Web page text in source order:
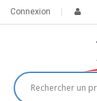
Connexion